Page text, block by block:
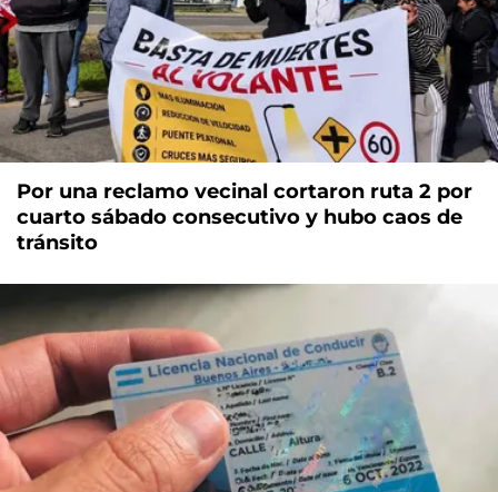
Por una reclamo vecinal cortaron ruta 2 por
cuarto sábado consecutivo y hubo caos de
tránsito